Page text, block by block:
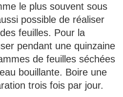
le plus souvent sous
possible de réaliser
feuilles. Pour la
pendant une quinzaine
de feuilles séchées
bouillante. Boire une
trois fois par jour.